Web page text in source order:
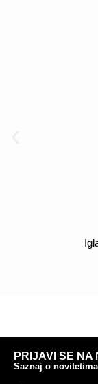
PRIJAVI SE NA
Saznaj o